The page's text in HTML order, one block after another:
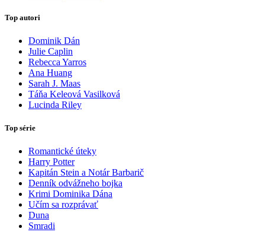
Top autori
Dominik Dán
Julie Caplin
Rebecca Yarros
Ana Huang
Sarah J. Maas
Táňa Keleová Vasilková
Lucinda Riley
Top série
Romantické úteky
Harry Potter
Kapitán Stein a Notár Barbarič
Denník odvážneho bojka
Krimi Dominika Dána
Učím sa rozprávať
Duna
Smradi